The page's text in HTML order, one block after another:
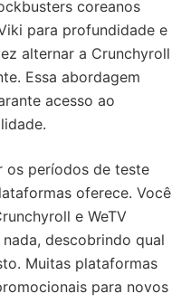
coreanos
para profundidade e
alternar a Crunchyroll
Essa abordagem
acesso ao
os períodos de teste
oferece. Você
e WeTV
descobrindo qual
Muitas plataformas
para novos